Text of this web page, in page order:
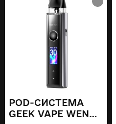
POD-СИСТЕМА
GEEK VAPE WENAX